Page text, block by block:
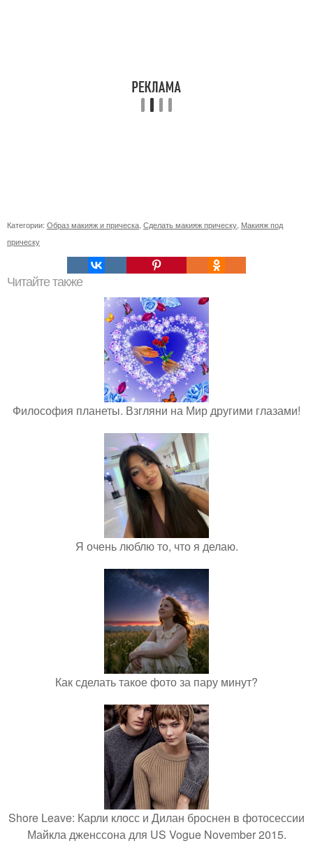
Категории: Образ макияж и прическа Сделать макияж прическу Макияж под
прическу
Читайте также
Философия планеты. Взгляни на Мир другими глазами!
Я очень люблю то, что я делаю.
Как сделать такое фото за пару минут?
Shore Leave: Карли клосс и Дилан броснен в фотосессии
Майкла дженссона для US Vogue November 2015.